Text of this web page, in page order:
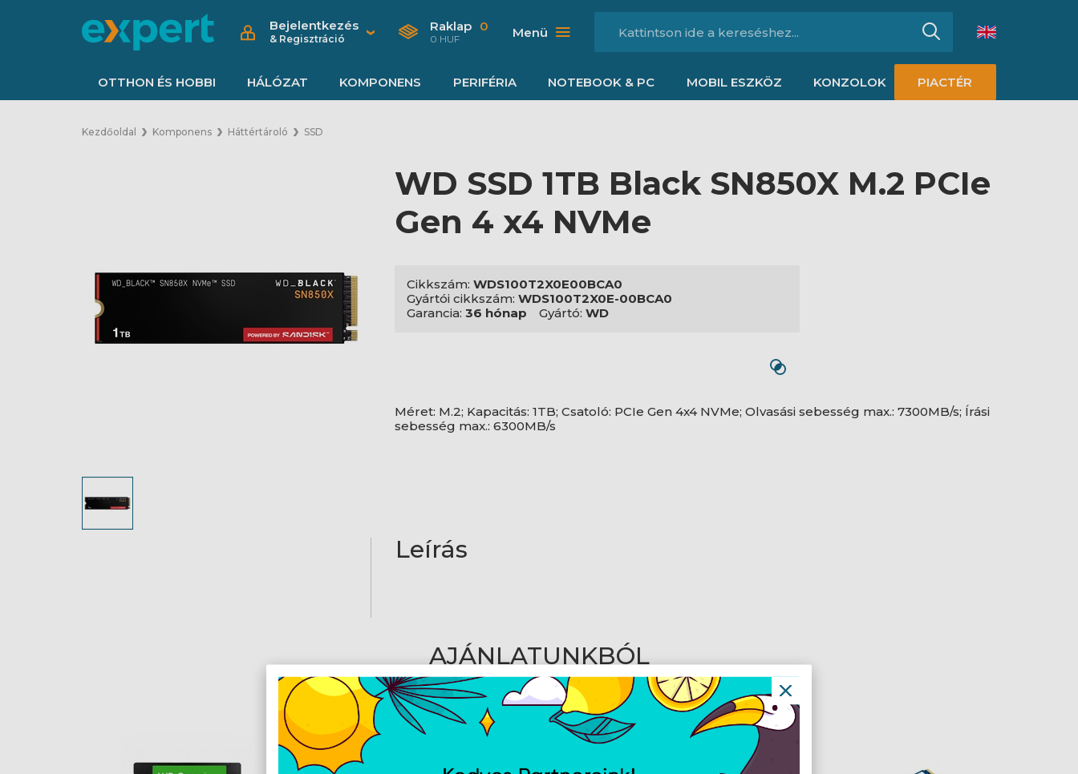
Bejelentkezés
& Regisztráció
Raklap 0
0 HUF Menü
OTTHON ÉS HOBBI HÁLÓZAT KOMPONENS PERIFÉRIA NOTEBOOK & PC MOBIL ESZKÖZ KONZOLOK PIACTÉR
Kezdőoldal Komponens Háttértároló SSD
WD SSD 1TB Black SN850X M.2 PCIe
Gen 4 x4 NVMe
Cikkszám: WDS100T2X0E00BCA0
Gyártói cikkszám: WDS100T2X0E-00BCA0
Garancia: 36 hónap Gyártó: WD
Méret: M.2; Kapacitás: 1TB; Csatoló: PCIe Gen 4x4 NVMe; Olvasási sebesség max.: 7300MB/s; Írási
sebesség max.: 6300MB/s
Leírás
AJÁNLATUNKBÓL